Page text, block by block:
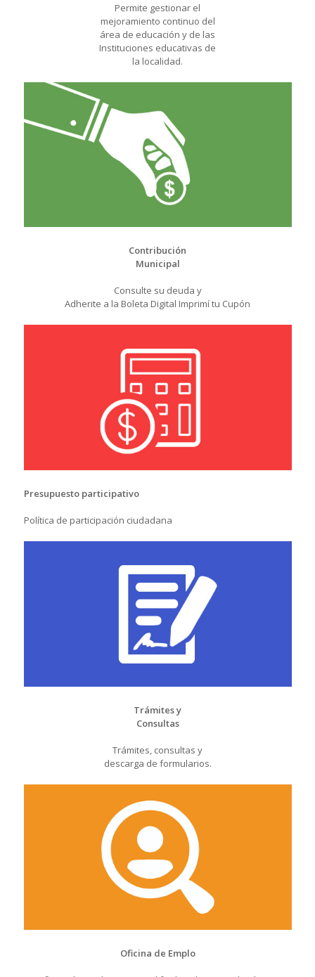
Permite gestionar el
mejoramiento continuo del
área de educación y de las
Instituciones educativas de
la localidad.
Contribución
Municipal
Consulte su deuda y
Adherite a la Boleta Digital Imprimí tu Cupón
Presupuesto participativo
Política de participación ciudadana
Trámites y
Consultas
Trámites, consultas y
descarga de formularios.
Oficina de Emplo